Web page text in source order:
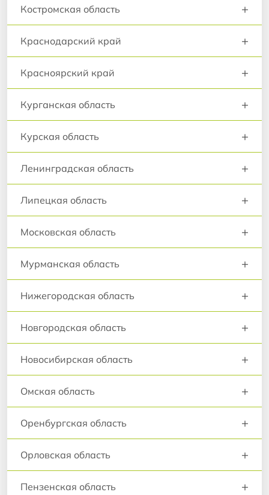
Костромская область +
Краснодарский край +
Красноярский край +
Курганская область +
Курская область +
Ленинградская область +
Липецкая область +
Московская область +
Мурманская область +
Нижегородская область +
Новгородская область +
Новосибирская область +
Омская область +
Оренбургская область +
Орловская область +
Пензенская область +